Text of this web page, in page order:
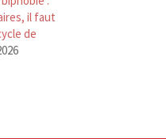
il faut
de